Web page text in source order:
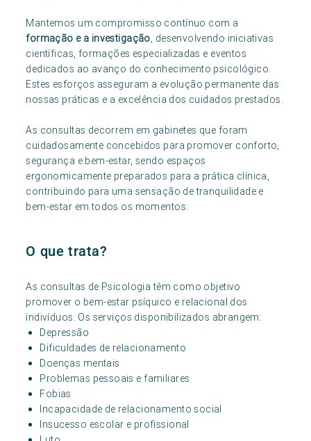
Mantemos um compromisso contínuo com a
formação e a investigação, desenvolvendo iniciativas
científicas, formações especializadas e eventos
dedicados ao avanço do conhecimento psicológico.
Estes esforços asseguram a evolução permanente das
nossas práticas e a excelência dos cuidados prestados.
As consultas decorrem em gabinetes que foram
cuidadosamente concebidos para promover conforto,
segurança e bem-estar, sendo espaços
ergonomicamente preparados para a prática clínica,
contribuindo para uma sensação de tranquilidade e
bem-estar em todos os momentos.
O que trata?
As consultas de Psicologia têm como objetivo
promover o bem-estar psíquico e relacional dos
indivíduos. Os serviços disponibilizados abrangem:
Depressão
Dificuldades de relacionamento
Doenças mentais
Problemas pessoais e familiares
Fobias
Incapacidade de relacionamento social
Insucesso escolar e profissional